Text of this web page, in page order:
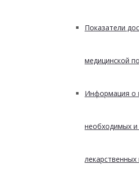
Показатели
медицинской
Информация о
необходимых